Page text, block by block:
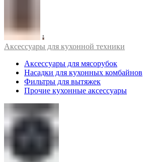
Аксессуары для кухонной техники
Аксессуары для мясорубок
Насадки для кухонных комбайнов
Фильтры для вытяжек
Прочие кухонные аксессуары